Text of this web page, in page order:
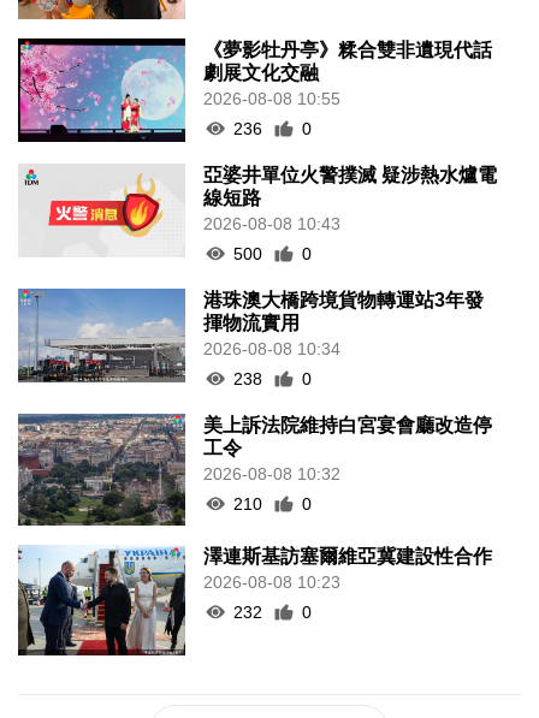
《夢影牡丹亭》糅合雙非遺現代話
劇展文化交融
2026-08-08 10:55
236
0
亞婆井單位火警撲滅 疑涉熱水爐電
線短路
2026-08-08 10:43
500
0
港珠澳大橋跨境貨物轉運站3年發
揮物流實用
2026-08-08 10:34
238
0
美上訴法院維持白宮宴會廳改造停
工令
2026-08-08 10:32
210
0
澤連斯基訪塞爾維亞冀建設性合作
2026-08-08 10:23
232
0